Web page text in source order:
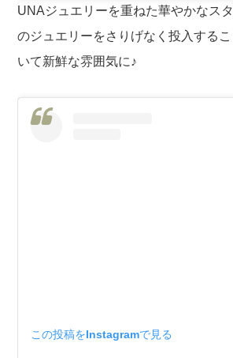
UNAジュエリーを重ねた華やかなス
のジュエリーをさりげなく投入する
いて新鮮な雰囲気に♪
この投稿をInstagramで見る